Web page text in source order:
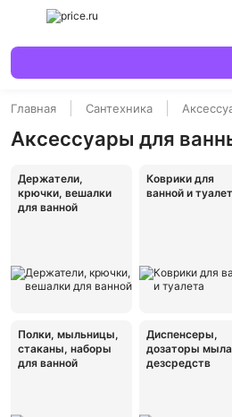
Главная Сантехника
Аксессуары для
Держатели,
крючки, вешалки
для ванной
Коврики для
ванной и
Полки, мыльницы,
стаканы, наборы
для ванной
Диспенсеры,
дозаторы
дезсредств